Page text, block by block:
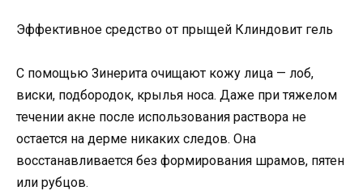
Эффективное средство от прыщей Клиндовит гель
С помощью Зинерита очищают кожу лица — лоб,
виски, подбородок, крылья носа. Даже при тяжелом
течении акне после использования раствора не
остается на дерме никаких следов. Она
восстанавливается без формирования шрамов, пятен
или рубцов.